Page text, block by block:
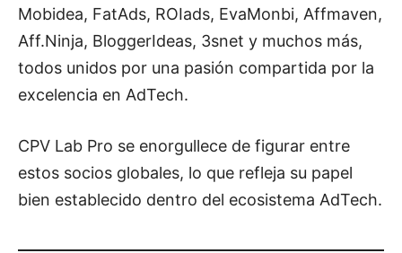
Mobidea, FatAds, ROIads, EvaMonbi, Affmaven,
Aff.Ninja, BloggerIdeas, 3snet y muchos más,
todos unidos por una pasión compartida por la
excelencia en AdTech.
CPV Lab Pro se enorgullece de figurar entre
estos socios globales, lo que refleja su papel
bien establecido dentro del ecosistema AdTech.